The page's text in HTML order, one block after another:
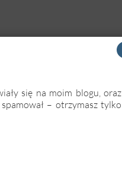
się na moim blogu, oraz
– otrzymasz tylko